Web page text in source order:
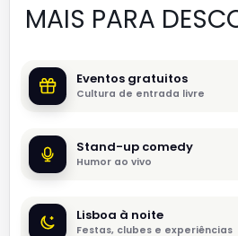
MAIS PARA
Eventos gratuitos
Cultura de entrada livre
Stand-up comedy
Humor ao vivo
Lisboa à noite
Festas, clubes e experiências